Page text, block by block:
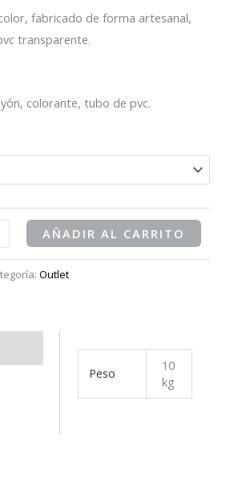
fabricado de forma artesanal,
transparente.
colorante, tubo de pvc.
AÑADIR AL CARRITO
Outlet
Peso
10
kg